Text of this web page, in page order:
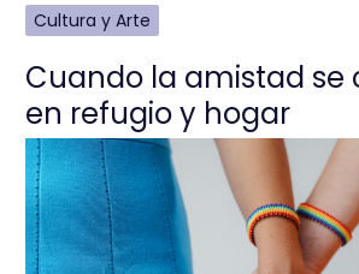
Cultura y Arte
Cuando la amistad se
en refugio y hogar